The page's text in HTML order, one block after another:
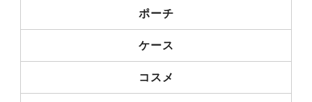
ポーチ
ケース
コスメ